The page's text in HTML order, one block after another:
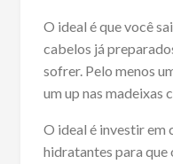
O ideal é que você
cabelos já
sofrer. Pelo menos
um up nas madeixas
O ideal é investir em
hidratantes para que